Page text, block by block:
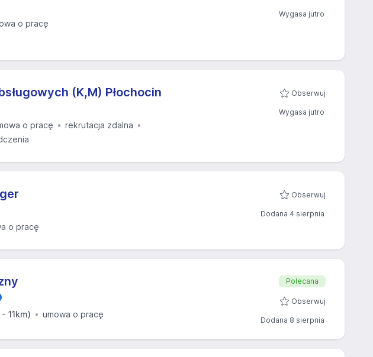
o pracę
Wygasa jutro
(K,M) Płochocin
o pracę
rekrutacja zdalna
Obserwuj
Wygasa jutro
o pracę
Obserwuj
Dodana 4 sierpnia
11km)
umowa o pracę
Polecana
Obserwuj
Dodana 8 sierpnia